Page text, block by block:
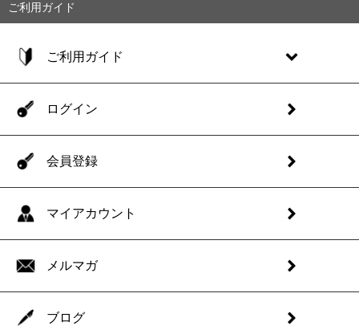
ご利用ガイド
ご利用ガイド
ログイン
会員登録
マイアカウント
メルマガ
ブログ